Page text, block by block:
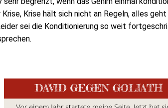
Krise hält sich nicht an Regeln, alles
sei die Konditionierung so weit